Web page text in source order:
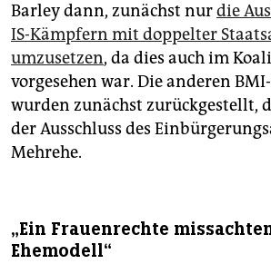
Barley dann, zunächst nurdie
IS-Kämpfern mit doppelter
umzusetzen, da dies auch im
vorgesehen war. Die anderen
wurden zunächst zurückgestellt,
der Ausschluss des
Mehrehe.
„Ein Frauenrechte
Ehemodell“